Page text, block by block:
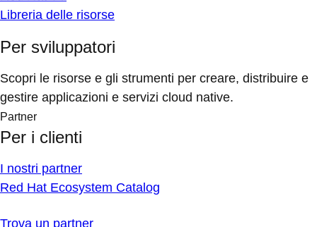
Libreria delle risorse
Per sviluppatori
Scopri le risorse e gli strumenti per creare, distribuire e
gestire applicazioni e servizi cloud native.
Partner
Per i clienti
I nostri partner
Red Hat Ecosystem Catalog
Trova un partner